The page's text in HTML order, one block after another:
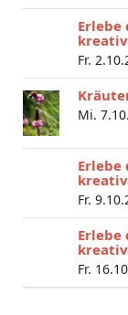
Fr.
Mi.
Fr.
Fr.